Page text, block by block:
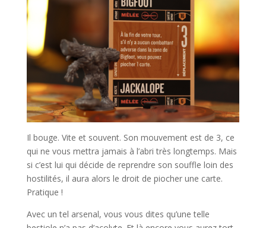
Il bouge. Vite et souvent. Son mouvement est de 3, ce
qui ne vous mettra jamais à l’abri très longtemps. Mais
si c’est lui qui décide de reprendre son souffle loin des
hostilités, il aura alors le droit de piocher une carte.
Pratique !
Avec un tel arsenal, vous vous dites qu’une telle